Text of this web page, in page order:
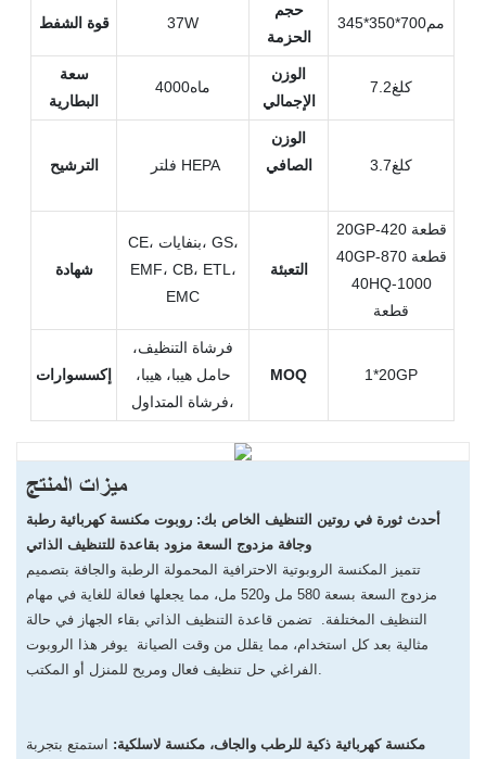
قوة الشفط 37W
حجم
الحزمة
مم700*350*345
سعة
البطارية
ماه4000
الوزن
الإجمالي
كلغ7.2
الترشيح فلتر HEPA
الوزن
الصافي
كلغ3.7
شهادة
CE، بنفايات، GS،
EMF، CB، ETL،
EMC
التعبئة
20GP-420 قطعة
40GP-870 قطعة
40HQ-1000
قطعة
إكسسوارات
فرشاة التنظيف،
حامل هيبا، هيبا،
فرشاة المتداول،
MOQ 1*20GP
ميزات المنتج
أحدث ثورة في روتين التنظيف الخاص بك: روبوت مكنسة كهربائية رطبة
وجافة مزدوج السعة مزود بقاعدة للتنظيف الذاتي
تتميز المكنسة الروبوتية الاحترافية المحمولة الرطبة والجافة بتصميم
مزدوج السعة بسعة 580 مل و520 مل، مما يجعلها فعالة للغاية في مهام
التنظيف المختلفة. تضمن قاعدة التنظيف الذاتي بقاء الجهاز في حالة
مثالية بعد كل استخدام، مما يقلل من وقت الصيانة يوفر هذا الروبوت
مكنسة كهربائية ذكية للرطب والجاف، مكنسة لاسلكية: استمتع بتجربة